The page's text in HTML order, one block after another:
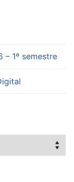
1º semestre